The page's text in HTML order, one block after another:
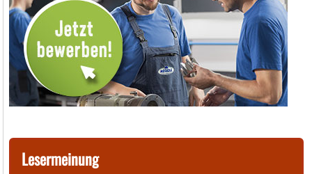
Lesermeinung